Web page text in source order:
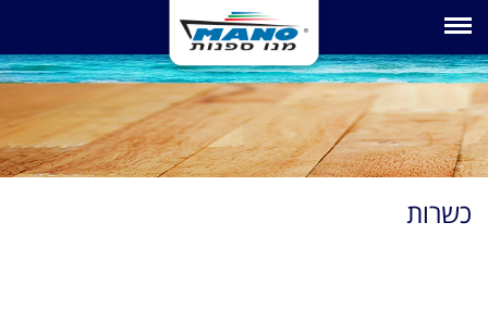
Toggle navigation
כשרות